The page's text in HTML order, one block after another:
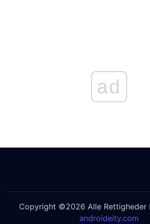
ad
Copyright ©2026 Alle Rettigheder
androideity.com